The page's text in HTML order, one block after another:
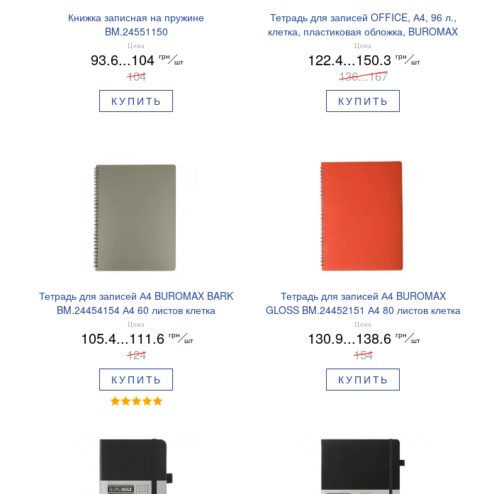
Книжка записная на пружине
BM.24551150
Цена
93.6...104 грн
шт
104
КУПИТЬ
Тетрадь для записей OFFICE, А4, 96 л.,
клетка, пластиковая обложка, BUROMAX
BM.24451150
Цена
122.4...150.3 грн
шт
136...167
КУПИТЬ
Тетрадь для записей А4 BUROMAX BARK
BM.24454154 А4 60 листов клетка
Цена
105.4...111.6 грн
шт
124
КУПИТЬ
Тетрадь для записей А4 BUROMAX
GLOSS BM.24452151 А4 80 листов клетка
Цена
130.9...138.6 грн
шт
154
КУПИТЬ